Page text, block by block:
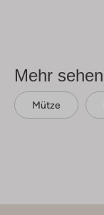
Mehr sehen
Mütze